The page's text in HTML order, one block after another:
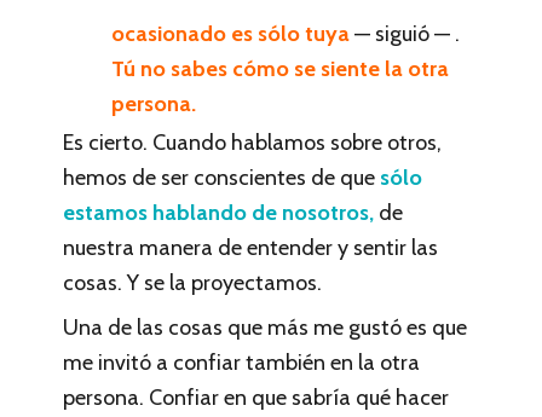
ocasionado es sólo tuya— siguió — .
Tú no sabes cómo se siente la otra
persona.
Es cierto. Cuando hablamos sobre otros,
hemos de ser conscientes de que sólo
estamos hablando de nosotros, de
nuestra manera de entender y sentir las
cosas. Y se la proyectamos.
Una de las cosas que más me gustó es que
me invitó a confiar también en la otra
persona. Confiar en que sabría qué hacer